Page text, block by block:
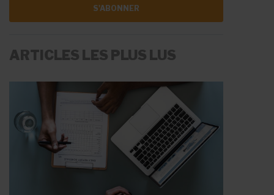
S'ABONNER
ARTICLES LES PLUS LUS
LA RÉMUNÉRATION
LES AIDES À L'EMPLOI